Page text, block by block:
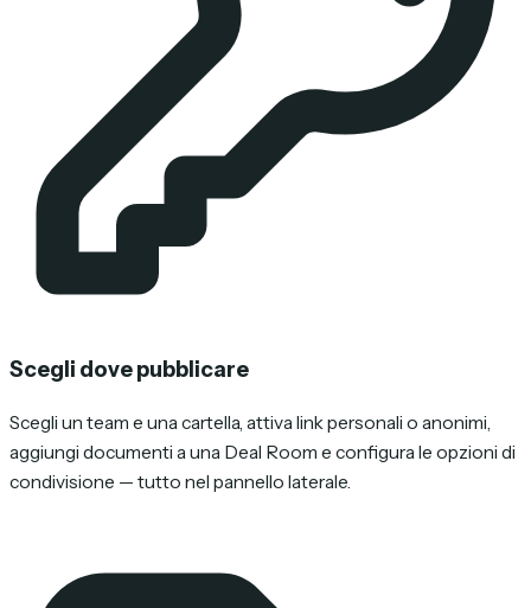
Scegli dove pubblicare
Scegli un team e una cartella, attiva link personali o anonimi,
aggiungi documenti a una Deal Room e configura le opzioni di
condivisione — tutto nel pannello laterale.